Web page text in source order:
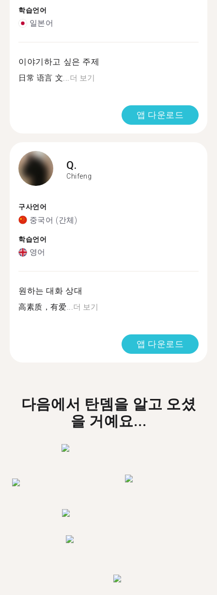
학습언어
일본어
이야기하고 싶은 주제
日常 语言 文...더 보기
앱 다운로드
Q.
Chifeng
구사언어
중국어 (간체)
학습언어
영어
원하는 대화 상대
高素质，有爱...더 보기
앱 다운로드
다음에서 탄뎀을 알고 오셨
을 거예요...